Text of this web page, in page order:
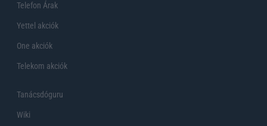
Telefon Árak
Yettel akciók
One akciók
Telekom akciók
Tanácsdóguru
Wiki